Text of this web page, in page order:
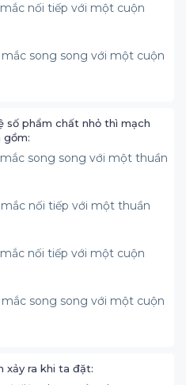
nối tiếp với một cuộn
song song với một cuộn
số phẩm chất nhỏ thì mạch
gồm:
song song với một thuần
nối tiếp với một thuần
nối tiếp với một cuộn
song song với một cuộn
xảy ra khi ta đặt: